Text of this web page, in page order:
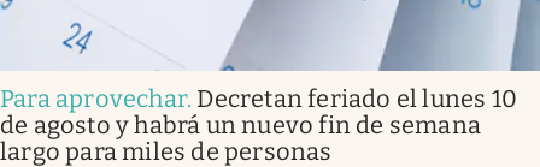
Para aprovechar. Decretan feriado el lunes 10
de agosto y habrá un nuevo fin de semana
largo para miles de personas